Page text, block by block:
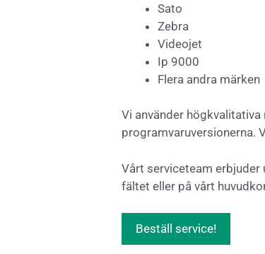
Sato
Zebra
Videojet
Ip 9000
Flera andra märken
Vi använder högkvalitativa
programvaruversionerna.
Vårt serviceteam erbjuder
fältet eller på vårt
Beställ service!